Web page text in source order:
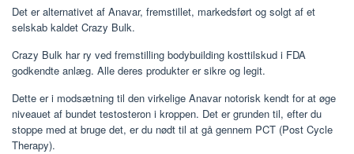
Det er alternativet af Anavar, fremstillet, markedsført og solgt af et
selskab kaldet Crazy Bulk.
Crazy Bulk har ry ved fremstilling bodybuilding kosttilskud i FDA
godkendte anlæg. Alle deres produkter er sikre og legit.
Dette er i modsætning til den virkelige Anavar notorisk kendt for at øge
niveauet af bundet testosteron i kroppen. Det er grunden til, efter du
stoppe med at bruge det, er du nødt til at gå gennem PCT (Post Cycle
Therapy).